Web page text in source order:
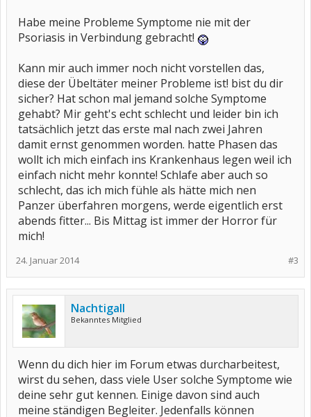
Habe meine Probleme Symptome nie mit der
Psoriasis in Verbindung gebracht!
Kann mir auch immer noch nicht vorstellen das,
diese der Übeltäter meiner Probleme ist! bist du dir
sicher? Hat schon mal jemand solche Symptome
gehabt? Mir geht's echt schlecht und leider bin ich
tatsächlich jetzt das erste mal nach zwei Jahren
damit ernst genommen worden. hatte Phasen das
wollt ich mich einfach ins Krankenhaus legen weil ich
einfach nicht mehr konnte! Schlafe aber auch so
schlecht, das ich mich fühle als hätte mich nen
Panzer überfahren morgens, werde eigentlich erst
abends fitter... Bis Mittag ist immer der Horror für
mich!
#3
24. Januar 2014
Nachtigall
Bekanntes Mitglied
Wenn du dich hier im Forum etwas durcharbeitest,
wirst du sehen, dass viele User solche Symptome wie
deine sehr gut kennen. Einige davon sind auch
meine ständigen Begleiter. Jedenfalls können